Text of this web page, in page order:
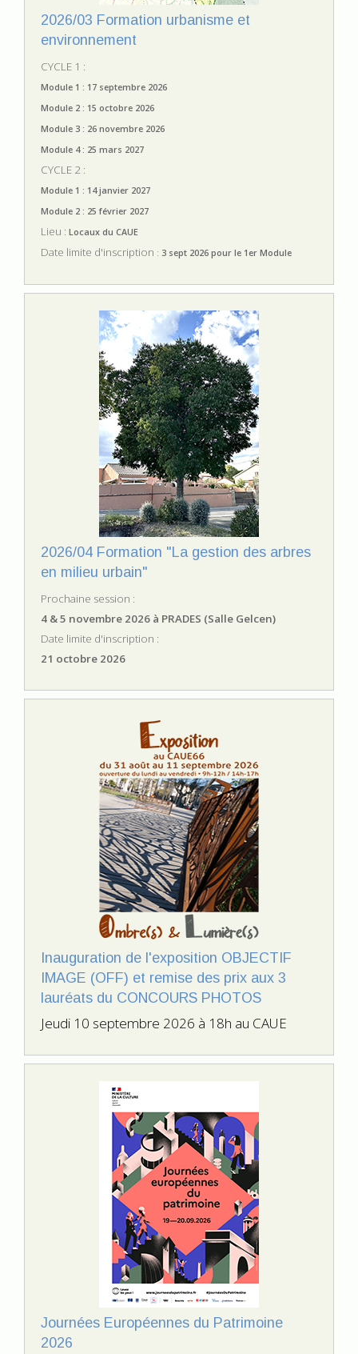
2026/03 Formation urbanisme et
environnement
CYCLE 1 :
Module 1 : 17 septembre 2026
Module 2 : 15 octobre 2026
Module 3 : 26 novembre 2026
Module 4 : 25 mars 2027
CYCLE 2 :
Module 1 : 14 janvier 2027
Module 2 : 25 février 2027
Lieu : Locaux du CAUE
Date limite d'inscription : 3 sept 2026 pour le 1er Module
2026/04 Formation "La gestion des arbres
en milieu urbain"
Prochaine session :
4 & 5 novembre 2026 à PRADES (Salle Gelcen)
Date limite d'inscription :
21 octobre 2026
Inauguration de l'exposition OBJECTIF
IMAGE (OFF) et remise des prix aux 3
lauréats du CONCOURS PHOTOS
Jeudi 10 septembre 2026 à 18h au CAUE
Journées Européennes du Patrimoine
2026